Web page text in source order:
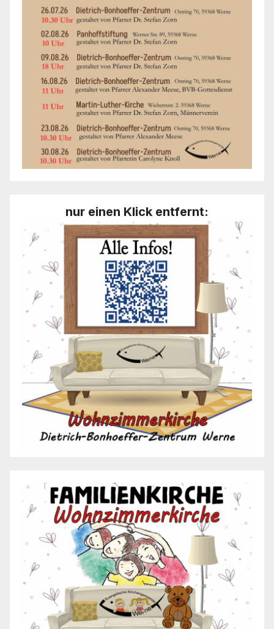
nur einen Klick entfernt: